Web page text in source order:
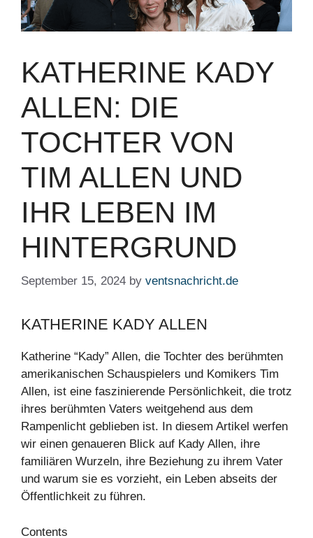
KATHERINE KADY
ALLEN: DIE
TOCHTER VON
TIM ALLEN UND
IHR LEBEN IM
HINTERGRUND
September 15, 2024 by ventsnachricht.de
KATHERINE KADY ALLEN
Katherine “Kady” Allen, die Tochter des berühmten
amerikanischen Schauspielers und Komikers Tim
Allen, ist eine faszinierende Persönlichkeit, die trotz
ihres berühmten Vaters weitgehend aus dem
Rampenlicht geblieben ist. In diesem Artikel werfen
wir einen genaueren Blick auf Kady Allen, ihre
familiären Wurzeln, ihre Beziehung zu ihrem Vater
und warum sie es vorzieht, ein Leben abseits der
Öffentlichkeit zu führen.
Contents